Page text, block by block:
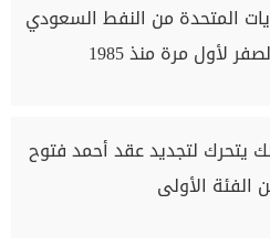
المتحدة من النفط السعودي
لأول مرة منذ 1985
يتحرك لتجديد عقد أحمد فتوح
الأولى